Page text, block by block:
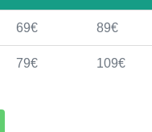
69€ 89€
79€ 109€